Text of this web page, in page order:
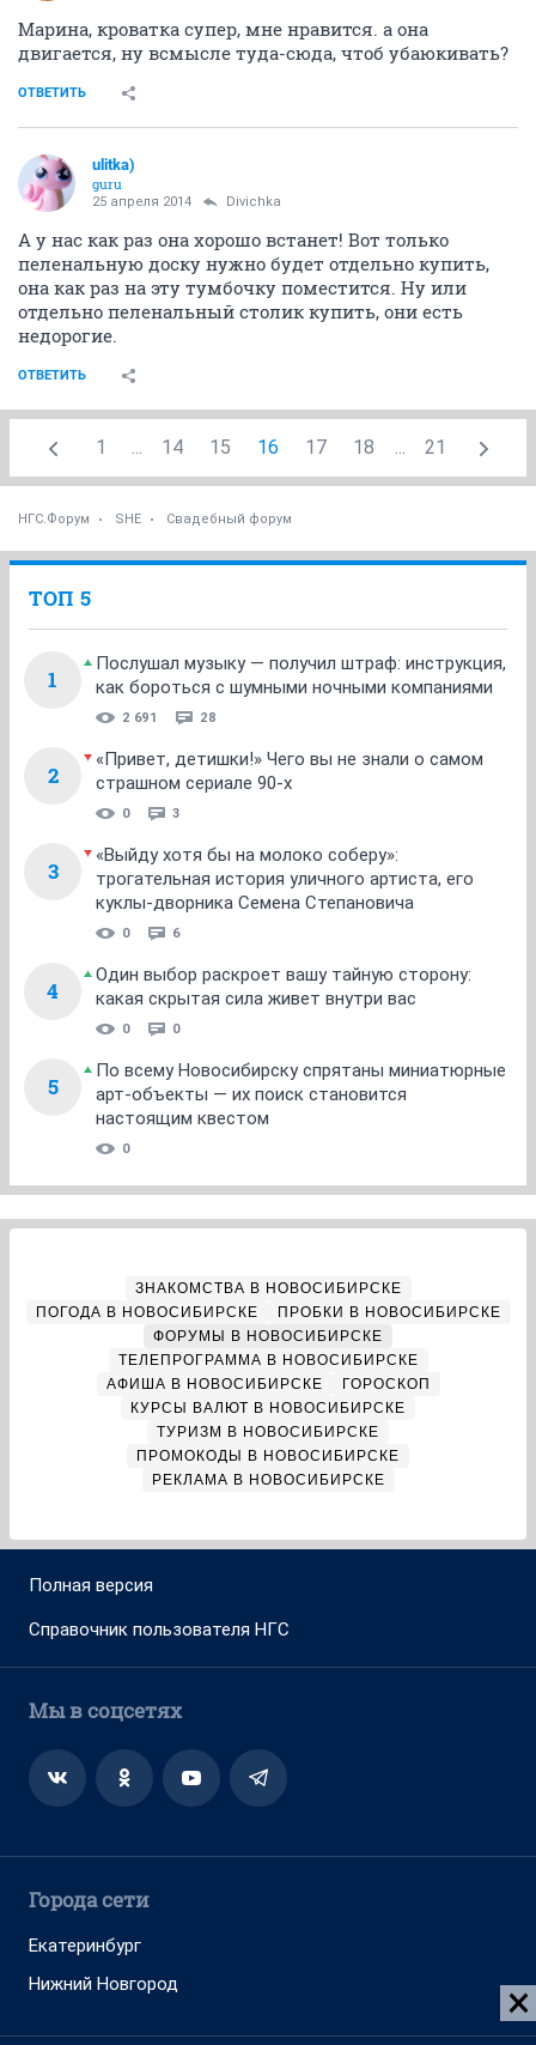
Марина, кроватка супер, мне нравится. а она
двигается, ну всмысле туда-сюда, чтоб убаюкивать?
ОТВЕТИТЬ
ulitka)
guru
25 апреля 2014 Divichka
А у нас как раз она хорошо встанет! Вот только
пеленальную доску нужно будет отдельно купить,
она как раз на эту тумбочку поместится. Ну или
отдельно пеленальный столик купить, они есть
недорогие.
ОТВЕТИТЬ
1 ... 14 15 16 17 18 ... 21
НГС.Форум SHE Свадебный форум
ТОП 5
1
Послушал музыку — получил штраф: инструкция,
как бороться с шумными ночными компаниями
2 691 28
2
«Привет, детишки!» Чего вы не знали о самом
страшном сериале 90-х
0 3
3
«Выйду хотя бы на молоко соберу»:
трогательная история уличного артиста, его
куклы-дворника Семена Степановича
0 6
4
Один выбор раскроет вашу тайную сторону:
какая скрытая сила живет внутри вас
0 0
5
По всему Новосибирску спрятаны миниатюрные
арт-объекты — их поиск становится
настоящим квестом
0
ЗНАКОМСТВА В НОВОСИБИРСКЕ
ПОГОДА В НОВОСИБИРСКЕ
ПРОБКИ В НОВОСИБИРСКЕ
ФОРУМЫ В НОВОСИБИРСКЕ
ТЕЛЕПРОГРАММА В НОВОСИБИРСКЕ
АФИША В НОВОСИБИРСКЕ
ГОРОСКОП
КУРСЫ ВАЛЮТ В НОВОСИБИРСКЕ
ТУРИЗМ В НОВОСИБИРСКЕ
ПРОМОКОДЫ В НОВОСИБИРСКЕ
РЕКЛАМА В НОВОСИБИРСКЕ
Полная версия
Справочник пользователя НГС
Мы в соцсетях
Города сети
Екатеринбург
Нижний Новгород